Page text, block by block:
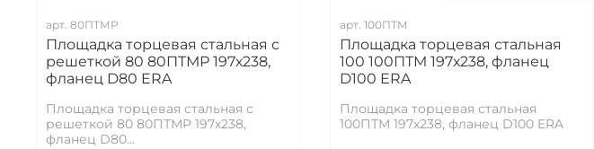
арт. 80ПТМР
Площадка торцевая стальная с
решеткой 80 80ПТМР 197х238,
фланец D80 ERA
Площадка торцевая стальная с
решеткой 80 80ПТМР 197х238,
фланец D80...
арт. 100ПТМ
Площадка торцевая стальная
100 100ПТМ 197х238, фланец
D100 ERA
Площадка торцевая стальная
100ПТМ 197х238, фланец D100 ERA